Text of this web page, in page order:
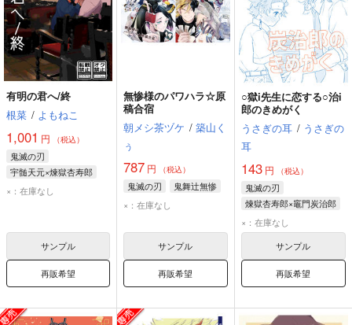
有明の君へ/終
根菜 / よもねこ
1,001 円 （税込）
鬼滅の刃
宇髄天元×煉獄杏寿郎
×：在庫なし
サンプル
再販希望
無惨様のパワハラ☆原
稿合宿
朝メシ茶ヅケ / 築山く
ぅ
787 円 （税込）
鬼滅の刃
鬼舞辻無惨
×：在庫なし
サンプル
再販希望
○獄i先生に恋する○治i
郎のきめがく
うさぎの耳 / うさぎの
耳
143円 （税込）
鬼滅の刃
煉獄杏寿郎×竈門炭治郎
竈門炭治郎
煉獄杏寿郎
×：在庫なし
サンプル
再販希望